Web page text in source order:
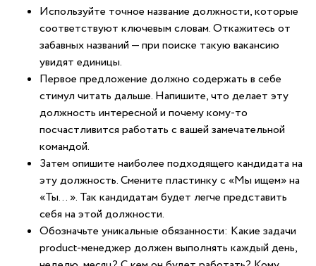
Используйте точное название должности, которые
соответствуют ключевым словам. Откажитесь от
забавных названий — при поиске такую вакансию
увидят единицы.
Первое предложение должно содержать в себе
стимул читать дальше. Напишите, что делает эту
должность интересной и почему кому-то
посчастливится работать с вашей замечательной
командой.
Затем опишите наиболее подходящего кандидата на
эту должность. Смените пластинку с «Мы ищем» на
«Ты… ». Так кандидатам будет легче представить
себя на этой должности.
Обозначьте уникальные обязанности: Какие задачи
product-менеджер должен выполнять каждый день,